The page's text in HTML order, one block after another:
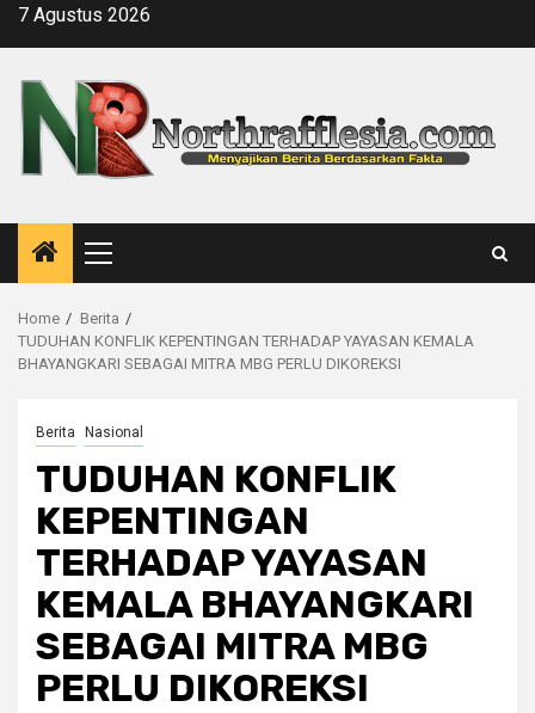
Skip7 Agustus 2026
Primary
Menu
Home
Berita
TUDUHAN KONFLIK KEPENTINGAN TERHADAP YAYASAN KEMALA
BHAYANGKARI SEBAGAI MITRA MBG PERLU DIKOREKSI
Berita Nasional
TUDUHAN KONFLIK
KEPENTINGAN
TERHADAP YAYASAN
KEMALA BHAYANGKARI
SEBAGAI MITRA MBG
PERLU DIKOREKSI